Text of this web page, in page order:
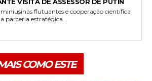
flutuantes e cooperação científica
parceria estratégica...
COMO ESTE